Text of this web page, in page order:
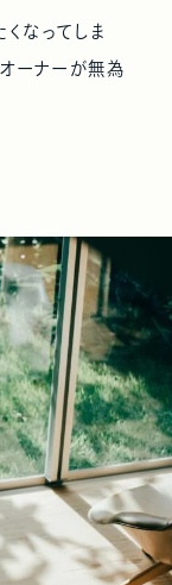
なってしま
ーナーが無為